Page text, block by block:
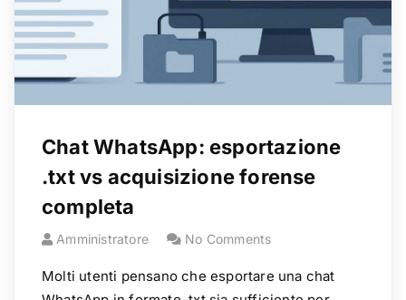
Chat WhatsApp: esportazione
.txt vs acquisizione forense
completa
Amministratore No Comments
Molti utenti pensano che esportare una chat